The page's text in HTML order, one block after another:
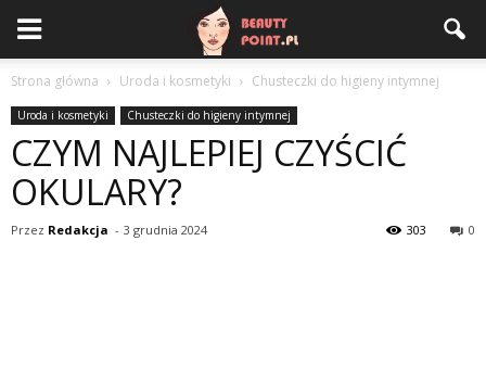
Strona główna Uroda i kosmetyki Chusteczki do higieny intymnej
Uroda i kosmetyki Chusteczki do higieny intymnej
CZYM NAJLEPIEJ CZYŚCIĆ
OKULARY?
Przez Redakcja - 3 grudnia 2024 0
303